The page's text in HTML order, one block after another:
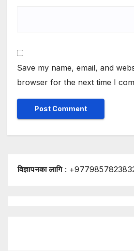
Save my name, email, and
browser for the next time I
विज्ञापनका लागि: